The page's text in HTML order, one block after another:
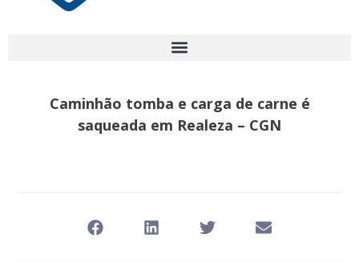
Caminhão tomba e carga de carne é
saqueada em Realeza – CGN